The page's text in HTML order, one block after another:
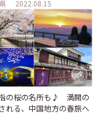
2022.08.15
の桜の名所も♪ 満開の
れる、中国地方の春旅へ